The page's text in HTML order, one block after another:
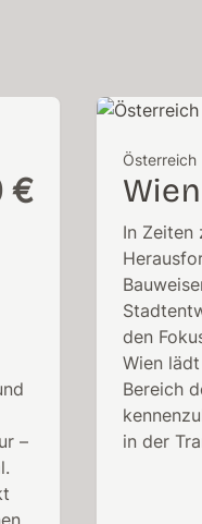
€
–
Österreich
Wien
In Zeiten
den
Wien
Bereich
in der